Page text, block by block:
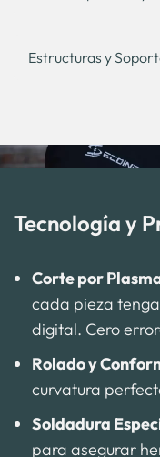
Donde la
tolvas.
Campanas de
Estructuras y
Bases
Plataformas de
Soportes para
Tecnología y
Corte por
cada pieza
digital. Cero
Rolado y
curvatura
Soldadura
para asegurar